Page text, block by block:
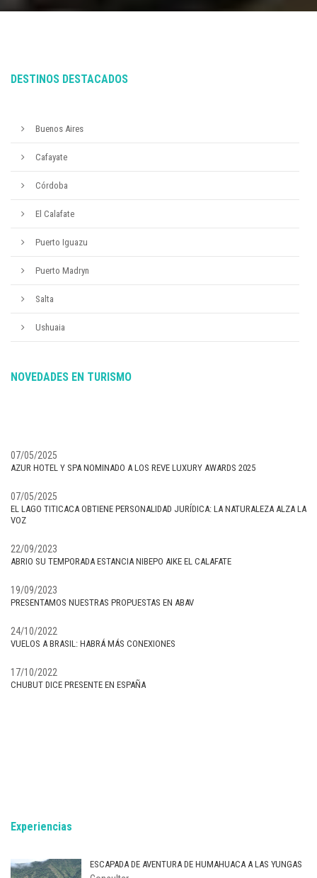
DESTINOS DESTACADOS
Buenos Aires
Cafayate
Córdoba
El Calafate
Puerto Iguazu
Puerto Madryn
Salta
Ushuaia
NOVEDADES EN TURISMO
07/05/2025
AZUR HOTEL Y SPA NOMINADO A LOS REVE LUXURY AWARDS 2025
07/05/2025
EL LAGO TITICACA OBTIENE PERSONALIDAD JURÍDICA: LA NATURALEZA ALZA LA
VOZ
22/09/2023
ABRIO SU TEMPORADA ESTANCIA NIBEPO AIKE EL CALAFATE
19/09/2023
PRESENTAMOS NUESTRAS PROPUESTAS EN ABAV
24/10/2022
VUELOS A BRASIL: HABRÁ MÁS CONEXIONES
17/10/2022
CHUBUT DICE PRESENTE EN ESPAÑA
Experiencias
ESCAPADA DE AVENTURA DE HUMAHUACA A LAS YUNGAS